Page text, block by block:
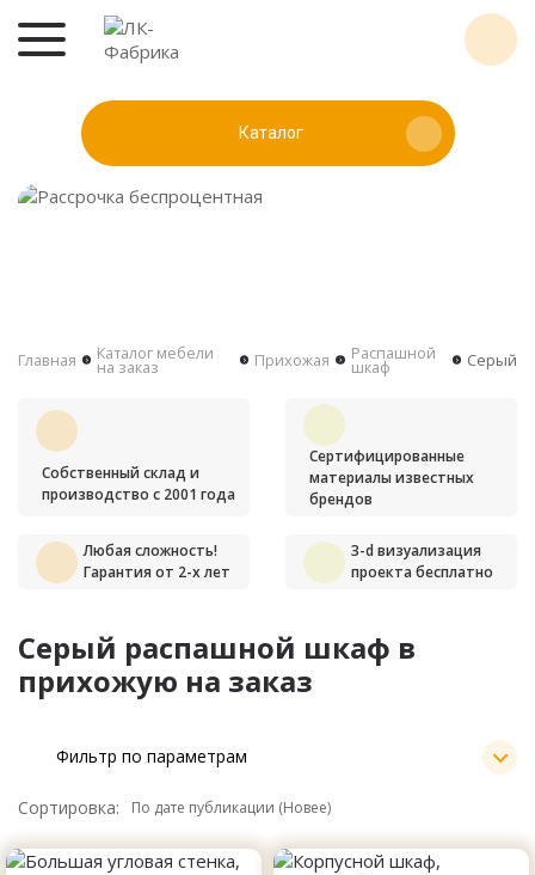
Каталог
Главная Каталог мебели
на заказ Прихожая Распашной
шкаф Серый
Собственный склад и
производство с 2001 года
Сертифицированные
материалы известных
брендов
Любая сложность!
Гарантия от 2-х лет
3-d визуализация
проекта бесплатно
Серый распашной шкаф в
прихожую на заказ
Фильтр по параметрам
Сортировка: